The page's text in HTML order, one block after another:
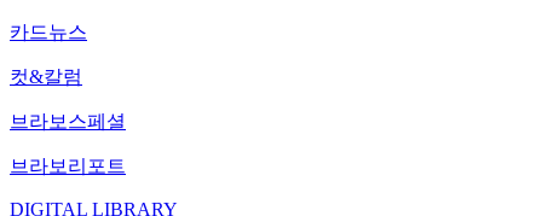
카드뉴스
컷&칼럼
브라보스페셜
브라보리포트
DIGITAL LIBRARY